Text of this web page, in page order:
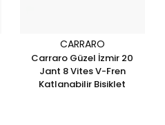
CARRARO
Carraro Güzel İzmir 20
Jant 8 Vites V-Fren
Katlanabilir Bisiklet